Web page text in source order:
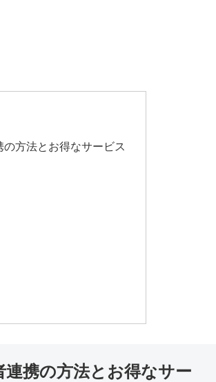
方法とお得なサービス
携の方法とお得なサー